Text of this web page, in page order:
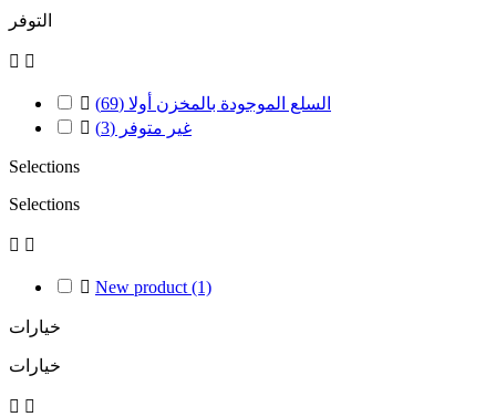
التوفر
 
 السلع الموجودة بالمخزن أولا (69)

غير متوفر (3)
Selections
Selections
 
 New product (1)
خيارات
خيارات
 